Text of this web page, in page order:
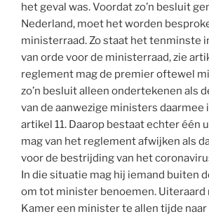
het geval was. Voordat zo’n besluit
Nederland, moet het worden
ministerraad. Zo staat het tenminste
van orde voor de ministerraad, zie
reglement mag de premier oftewel
zo’n besluit alleen ondertekenen als
van de aanwezige ministers daarmee
artikel 11. Daarop bestaat echter één
mag van het reglement afwijken als
voor de bestrijding van het
In die situatie mag hij iemand buiten
om tot minister benoemen. Uiteraard
Kamer een minister te allen tijde